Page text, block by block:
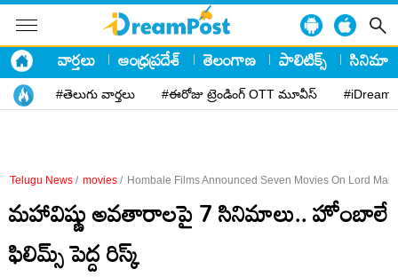
వార్తలు ఆంధ్రప్రదేశ్ తెలంగాణ పాలిటిక్స్ సినిమా
#తెలుగు వార్తలు #ఈరోజు ట్రెండింగ్ OTT మూవీస్
Telugu News / movies / Hombale Films Announced Seven Movies On Lord
మహావిష్ణు అవతారాలపై 7 సినిమాలు.. హోంబాలే
ఫిలిమ్స్ పెద్ద రిస్క్